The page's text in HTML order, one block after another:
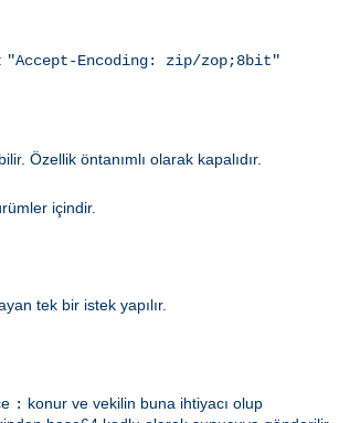
"Accept-Encoding: zip/zop;8bit"
Özellik öntanımlı olarak kapalıdır.
içindir.
tek bir istek yapılır.
: konur ve vekilin buna ihtiyacı olup